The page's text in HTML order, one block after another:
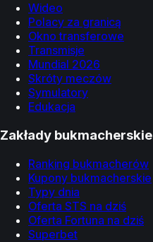
Wideo
Polacy za granicą
Okno transferowe
Transmisje
Mundial 2026
Skróty meczów
Symulatory
Edukacja
Zakłady bukmacherskie
Ranking bukmacherów
Kupony bukmacherskie
Typy dnia
Oferta STS na dziś
Oferta Fortuna na dziś
Superbet